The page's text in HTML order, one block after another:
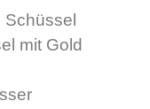
mit Gold